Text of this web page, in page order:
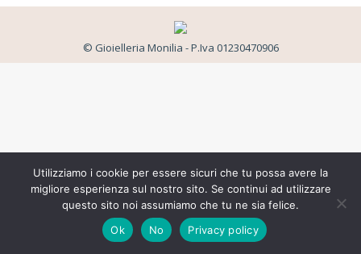
© Gioielleria Monilia - P.Iva 01230470906
Utilizziamo i cookie per essere sicuri che tu possa avere la
migliore esperienza sul nostro sito. Se continui ad utilizzare
questo sito noi assumiamo che tu ne sia felice.
Ok
No Privacy policy